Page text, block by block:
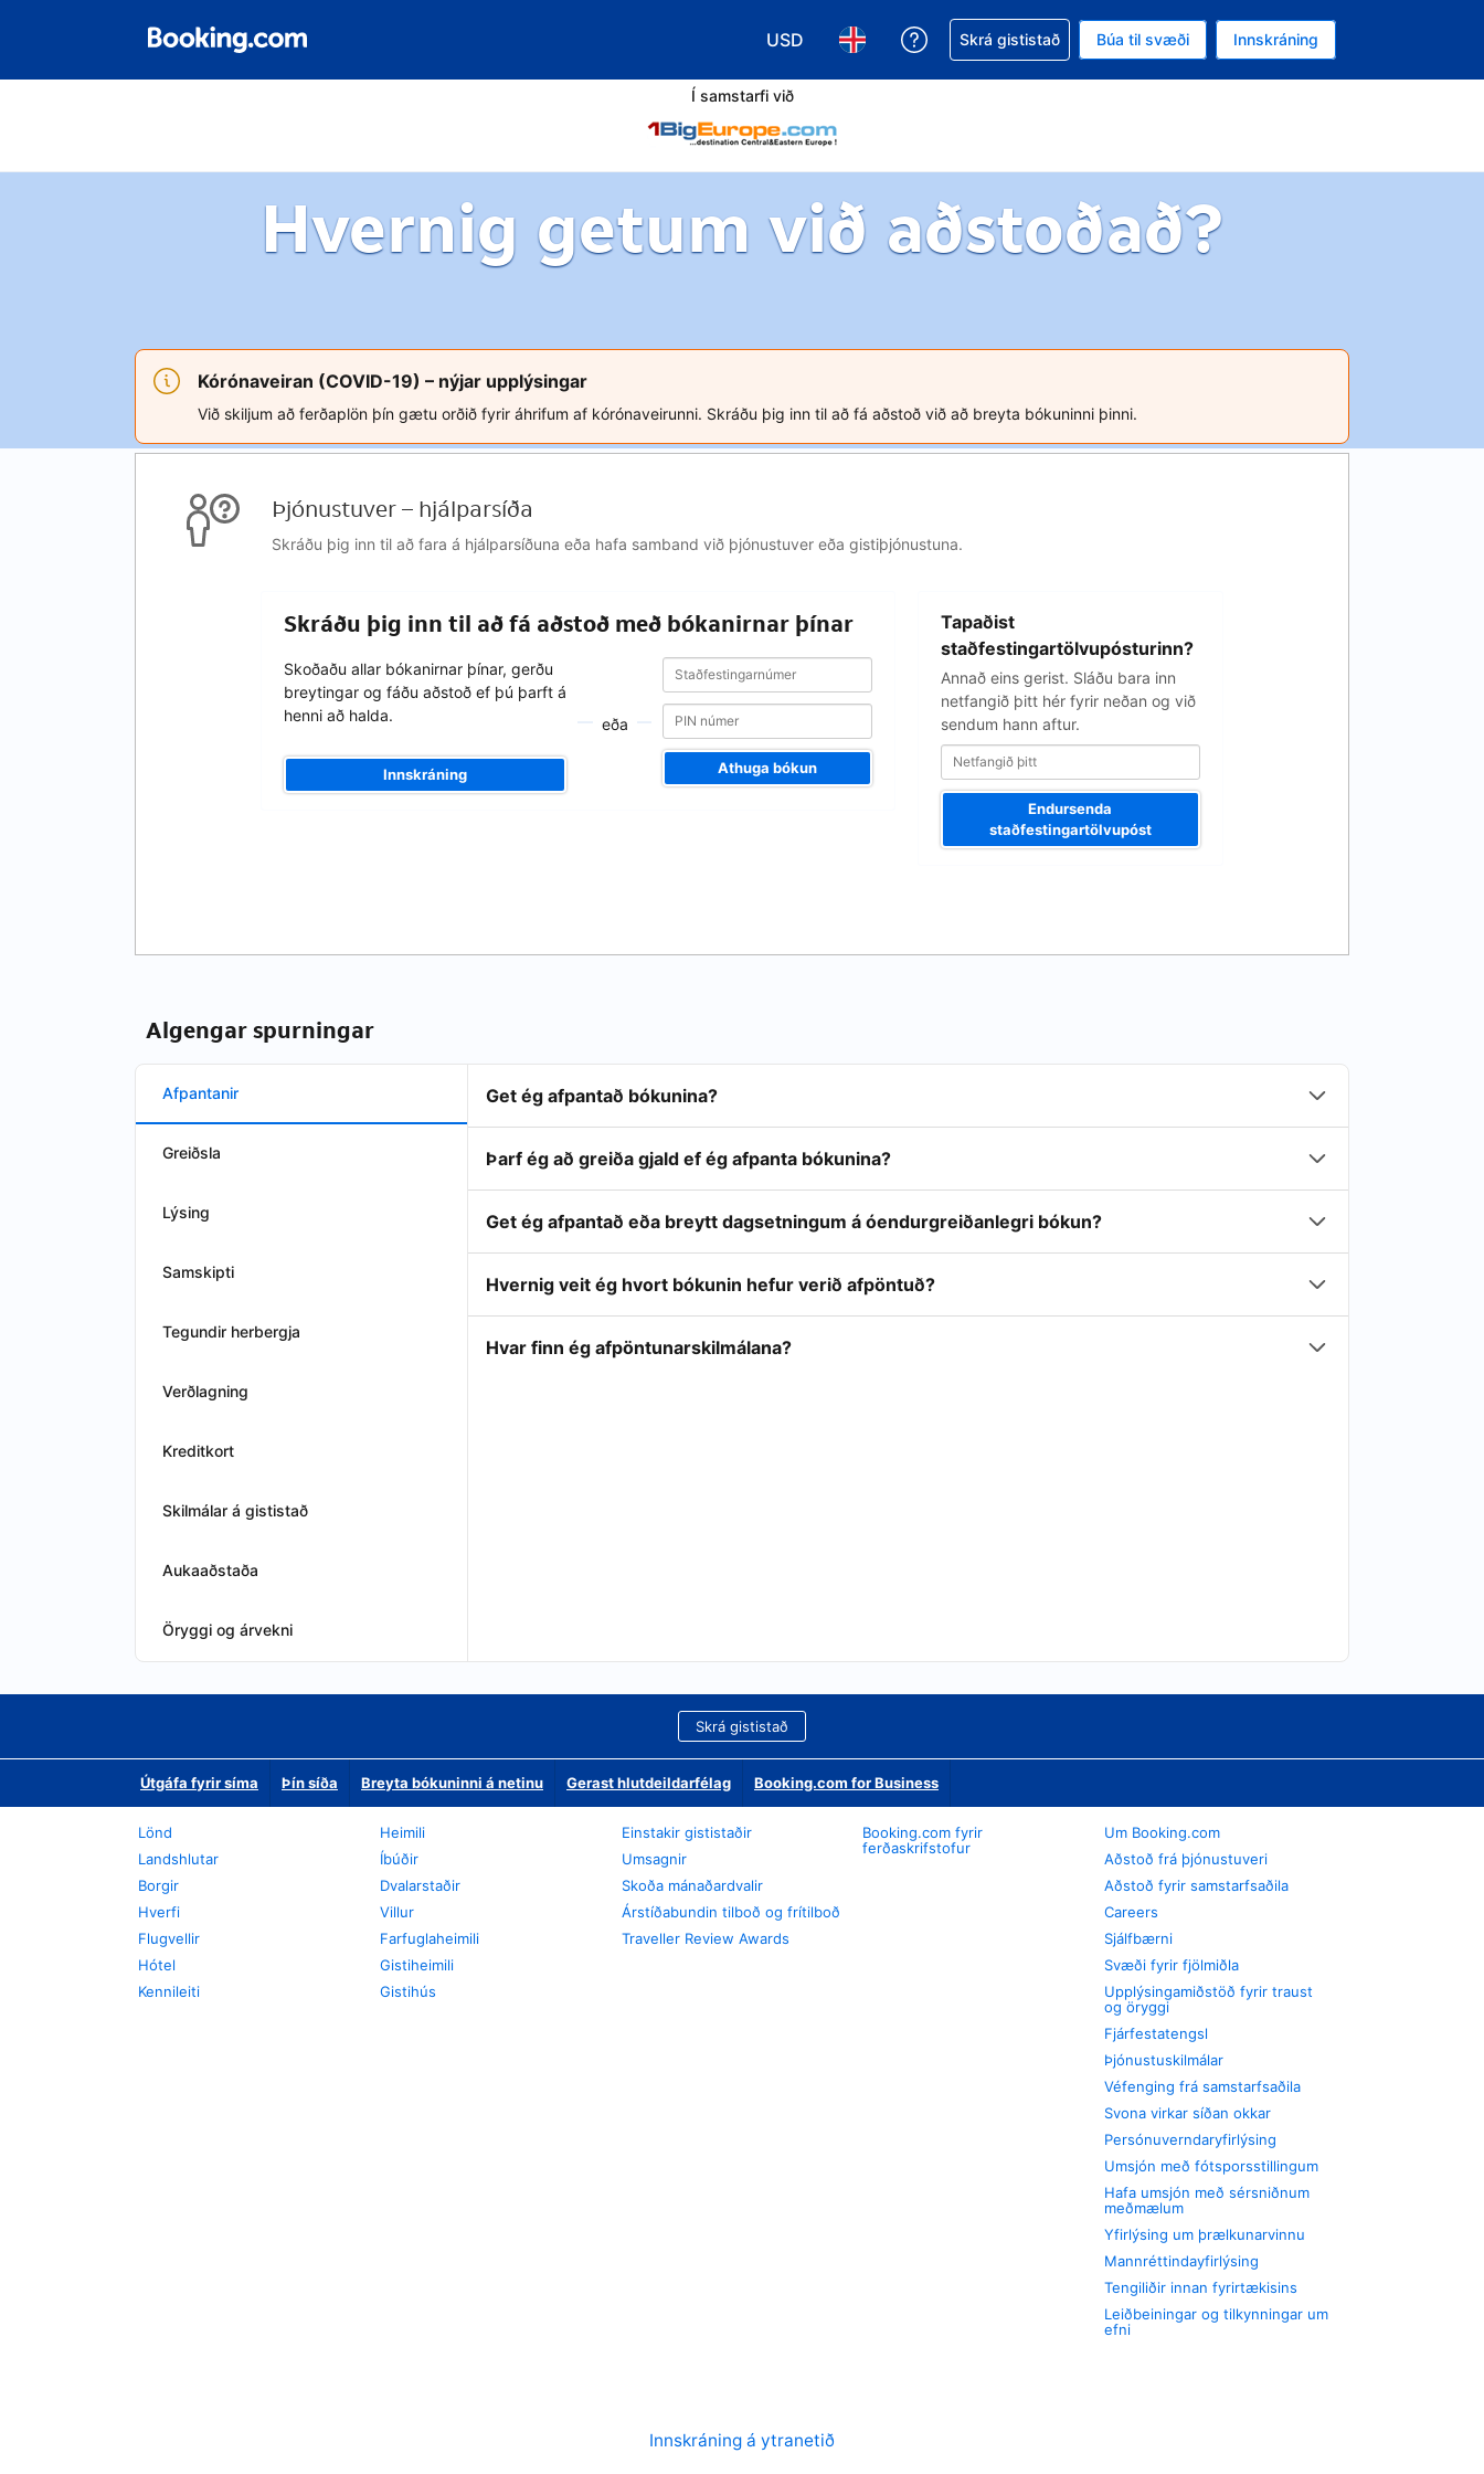
USD
Veldu gjaldmiðil. Í augnablikinu er gjaldmiðillinn Bandaríkjadalur
Veldu þitt tungumál. Í augnablikinu er tungumál þitt Íslensku
Fá aðstoð við bókunina
Skrá gististað Búa til svæði Innskráning
Í samstarfi við
Hvernig getum við aðstoðað?
Kórónaveiran (COVID-19) – nýjar upplýsingar
Við skiljum að ferðaplön þín gætu orðið fyrir áhrifum af kórónaveirunni. Skráðu þig inn til að fá aðstoð við að breyta bókuninni þinni.
Þjónustuver – hjálparsíða
Skráðu þig inn til að fara á hjálparsíðuna eða hafa samband við þjónustuver eða gistiþjónustuna.
Skráðu þig inn til að fá aðstoð með bókanirnar þínar
Skoðaðu allar bókanirnar þínar, gerðu
breytingar og fáðu aðstoð ef þú þarft á
henni að halda.
Innskráning
eða
Staðfestingarnúmer
Staðfestingarnúmer
Athuga bókun
Tapaðist
staðfestingartölvupósturinn?
Annað eins gerist. Sláðu bara inn
netfangið þitt hér fyrir neðan og við
sendum hann aftur.
Endursenda
staðfestingartölvupóst
Algengar spurningar
Afpantanir
Greiðsla
Lýsing
Samskipti
Tegundir herbergja
Verðlagning
Kreditkort
Skilmálar á gististað
Aukaaðstaða
Öryggi og árvekni
Get ég afpantað bókunina?
Þarf ég að greiða gjald ef ég afpanta bókunina?
Get ég afpantað eða breytt dagsetningum á óendurgreiðanlegri bókun?
Hvernig veit ég hvort bókunin hefur verið afpöntuð?
Hvar finn ég afpöntunarskilmálana?
Skrá gististað
Útgáfa fyrir síma Þín síða Breyta bókuninni á netinu Gerast hlutdeildarfélag Booking.com for Business
Lönd
Landshlutar
Borgir
Hverfi
Flugvellir
Hótel
Kennileiti
Heimili
Íbúðir
Dvalarstaðir
Villur
Farfuglaheimili
Gistiheimili
Gistihús
Einstakir gististaðir
Umsagnir
Skoða mánaðardvalir
Árstíðabundin tilboð og frítilboð
Traveller Review Awards
Booking.com fyrir
ferðaskrifstofur
Um Booking.com
Aðstoð frá þjónustuveri
Aðstoð fyrir samstarfsaðila
Careers
Sjálfbærni
Svæði fyrir fjölmiðla
Upplýsingamiðstöð fyrir traust
og öryggi
Fjárfestatengsl
Þjónustuskilmálar
Véfenging frá samstarfsaðila
Svona virkar síðan okkar
Persónuverndaryfirlýsing
Umsjón með fótsporsstillingum
Hafa umsjón með sérsniðnum
meðmælum
Yfirlýsing um þrælkunarvinnu
Mannréttindayfirlýsing
Tengiliðir innan fyrirtækisins
Leiðbeiningar og tilkynningar um
efni
Innskráning á ytranetið